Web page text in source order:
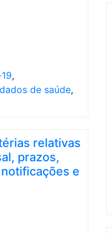
,
de saúde,
relativas
prazos,
e